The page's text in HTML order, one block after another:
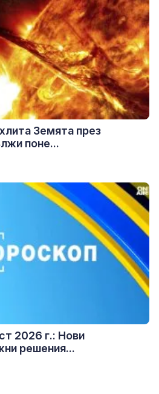
Земята през
поне...
2026 г.: Нови
решения...